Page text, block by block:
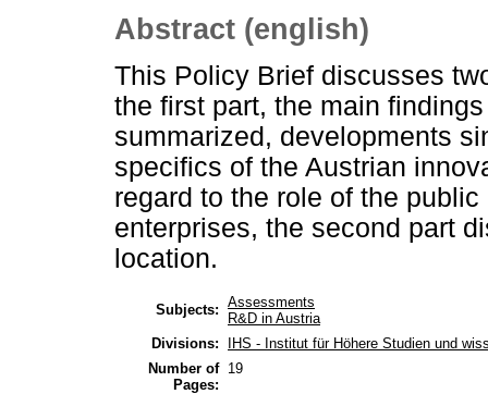
Abstract (english)
This Policy Brief discusses
the first part, the main
summarized, developments
specifics of the Austrian
regard to the role of the
enterprises, the second part
location.
Subjects: Assessments
R&D in Austria
Divisions:
IHS - Institut für Höhere Studien und
Number of
Pages:
19